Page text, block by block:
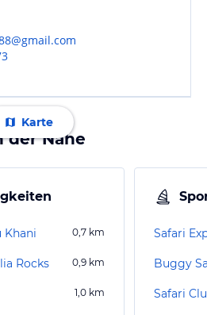
Karte
der Nähe
Khani 0,7 km
Rocks 0,9 km
1,0 km
Safari
Buggy
Safari